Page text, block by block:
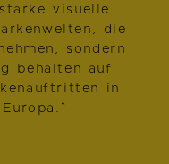
visuelle
die
sondern
behalten auf
in